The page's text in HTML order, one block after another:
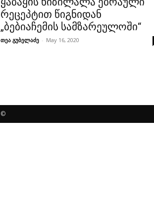
რეცეპტით წიგნიდან
„ბებიაჩემის სამზარეულოში“
თეა გუბელაძე - May 16, 2020
©